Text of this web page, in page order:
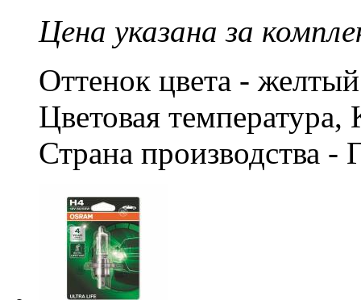
Цена указана за
Оттенок цвета -
Цветовая
Страна производства -